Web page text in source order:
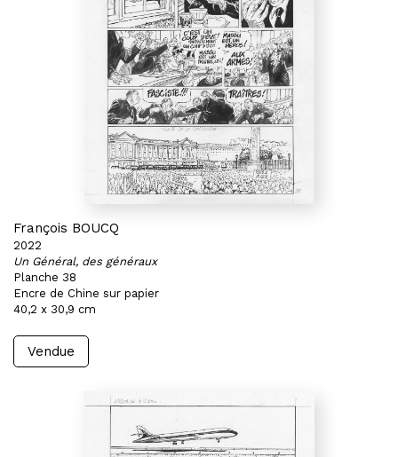
François BOUCQ
2022
Un Général, des généraux
Planche 38
Encre de Chine sur papier
40,2 x 30,9 cm
Vendue